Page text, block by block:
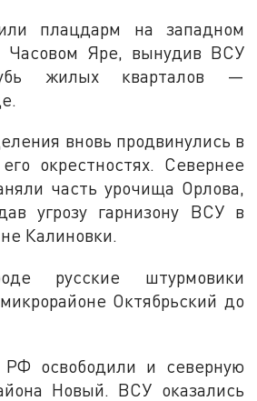
плацдарм на западном
Часовом Яре, вынудив ВСУ
жилых кварталов —
вновь продвинулись в
окрестностях. Севернее
часть урочища Орлова,
угрозу гарнизону ВСУ в
Калиновки.
русские штурмовики
Октябрьский до
освободили и северную
Новый. ВСУ оказались